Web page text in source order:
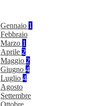
Gennaio 1
Febbraio
Marzo 1
Aprile 2
Maggio 2
Giugno 4
Luglio 4
Agosto
Settembre